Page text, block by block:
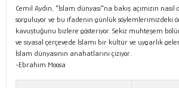
Cemil Aydın, "İslam dünyası"na bakış açımızın
sorguluyor ve bu ifadenin günlük söylemlerimizdeki
kavuştuğunu bizlere gösteriyor. Sekiz muhteşem
ve siyasal çerçevede İslamı bir kültür ve uygarlık
İslam dünyasının anahatlarını çiziyor.
-Ebrahim Moosa